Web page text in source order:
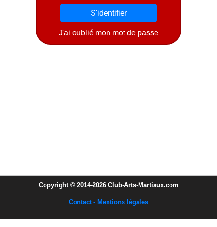
J'ai oublié mon mot de passe
Copyright © 2014-2026 Club-Arts-Martiaux.com
Contact - Mentions légales